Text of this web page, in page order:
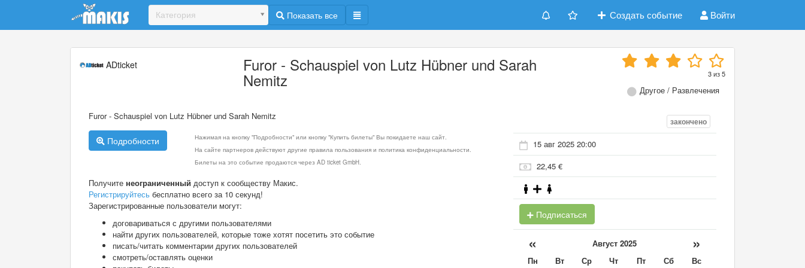
Update cookies preferences
Категория Показать все Создать событие Войти
ADticket Furor - Schauspiel von Lutz Hübner und Sarah
Nemitz 3из5
Другое / Развлечения
Furor - Schauspiel von Lutz Hübner und Sarah Nemitz
Подробности
Нажимая на кнопку "Подробности" или кнопку "Купить билеты" Вы покидаете наш сайт.
На сайте партнеров действуют другие правила пользования и политика конфиденциальности.
Билеты на это событие продаются через AD ticket GmbH.
Получите неограниченный доступ к сообществу Макис.
Регистрируйтесь бесплатно всего за 10 секунд!
Зарегистрированные пользователи могут:
договариваться с другими пользователями
найти других пользователей, которые тоже хотят посетить это событие
писать/читать комментарии других пользователей
смотреть/оставлять оценки
закончено
15 авг 2025 20:00
22,45 €
Подписаться
« Август 2025 »
Пн Вт Ср Чт Пт Сб
Вс